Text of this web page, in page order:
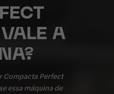
A
Compacta Perfect
essa máquina de